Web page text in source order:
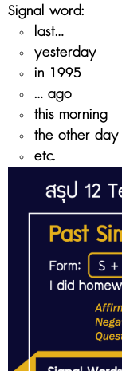
Signal word:
last...
yesterday
in 1995
... ago
this morning
the other day
etc.